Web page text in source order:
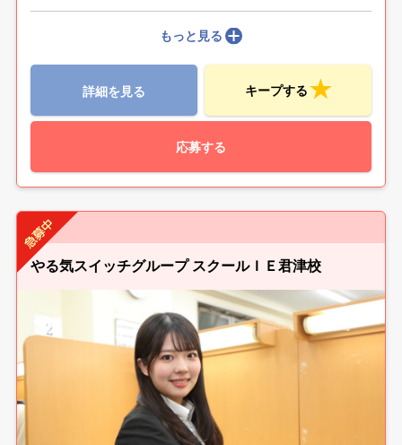
もっと見る
詳細を見る キープする
応募する
やる気スイッチグループ スクールＩＥ君津校